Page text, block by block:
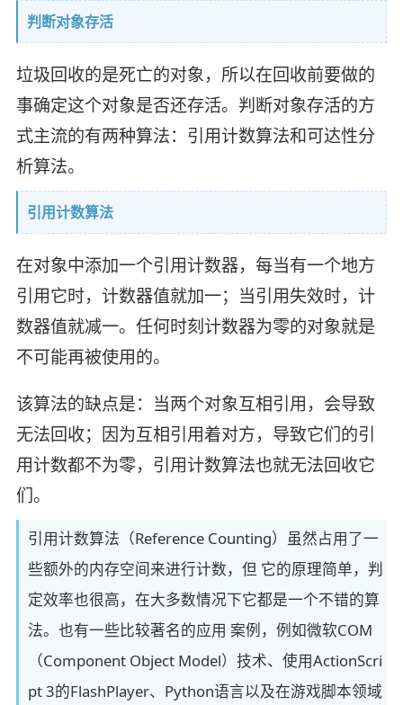
判断对象存活
垃圾回收的是死亡的对象，所以在回收前要做的
事确定这个对象是否还存活。判断对象存活的方
式主流的有两种算法：引用计数算法和可达性分
析算法。
引用计数算法
在对象中添加一个引用计数器，每当有一个地方
引用它时，计数器值就加一；当引用失效时，计
数器值就减一。任何时刻计数器为零的对象就是
不可能再被使用的。
该算法的缺点是：当两个对象互相引用，会导致
无法回收；因为互相引用着对方，导致它们的引
用计数都不为零，引用计数算法也就无法回收它
们。
引用计数算法（Reference Counting）虽然占用了一
些额外的内存空间来进行计数，但 它的原理简单，判
定效率也很高，在大多数情况下它都是一个不错的算
法。也有一些比较著名的应用 案例，例如微软COM
（Component Object Model）技术、使用ActionScri
pt 3的FlashPlayer、Python语言以及在游戏脚本领域